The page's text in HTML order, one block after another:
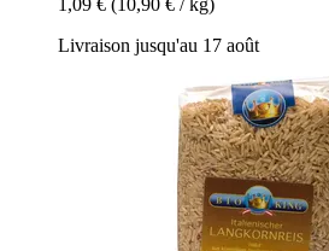
1,09 € (10,90 € / kg)
Livraison jusqu'au 17 août